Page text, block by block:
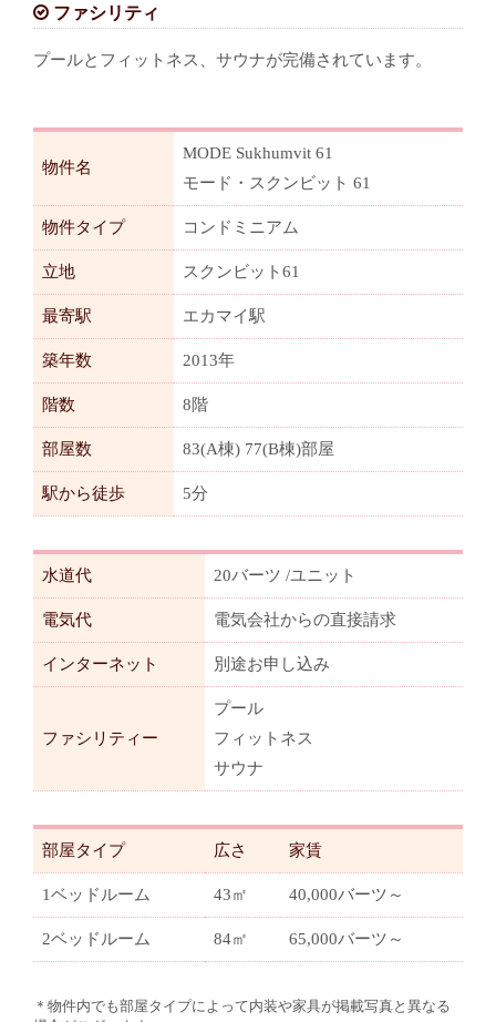
ファシリティ
プールとフィットネス、サウナが完備されています。
物件名
MODE Sukhumvit 61
モード・スクンビット 61
物件タイプ コンドミニアム
立地 スクンビット61
最寄駅 エカマイ駅
築年数 2013年
階数 8階
部屋数 83(A棟) 77(B棟)部屋
駅から徒歩 5分
水道代 20バーツ /ユニット
電気代 電気会社からの直接請求
インターネット 別途お申し込み
ファシリティー
プール
フィットネス
サウナ
部屋タイプ 広さ 家賃
1ベッドルーム 43㎡ 40,000バーツ～
2ベッドルーム 84㎡ 65,000バーツ～
＊物件内でも部屋タイプによって内装や家具が掲載写真と異なる